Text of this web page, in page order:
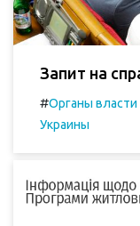
Запит на
#Органы власти
Украины